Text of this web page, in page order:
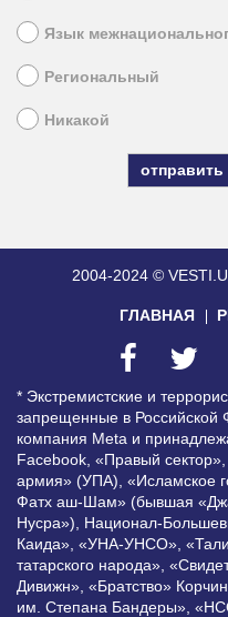
Язык
Региональный
Никакой
2004-2024 ©
ГЛАВНАЯ
* Экстремистские и
запрещенные в Российской
компания Meta и
Facebook, «Правый сектор»,
армия» (УПА), «Исламское
Фатх аш-Шам» (бывшая
Нусра»), Национал-
Каида», «УНА-УНСО»,
татарского народа»,
Дивижн», «Братство»
им. Степана Бандеры»,